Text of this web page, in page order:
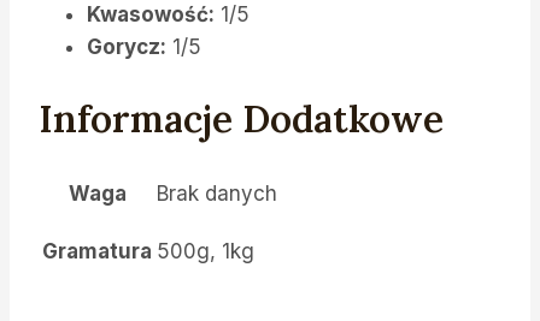
Kwasowość: 1/5
Gorycz: 1/5
Informacje Dodatkowe
Waga Brak danych
Gramatura 500g, 1kg